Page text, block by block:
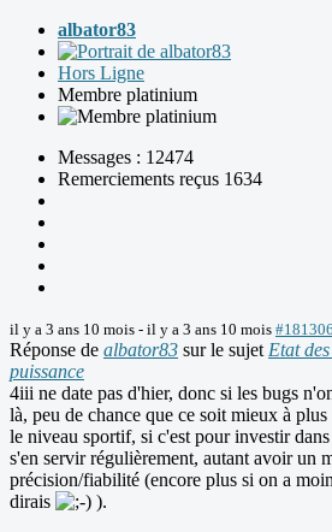
albator83
Hors Ligne
Membre platinium
Messages : 12474
Remerciements reçus 1634
il y a 3 ans 10 mois - il y a 3 ans 10 mois #181306
Réponse de albator83 sur le sujet Etat
puissance
4iii ne date pas d'hier, donc si les bugs
là, peu de chance que ce soit mieux à
le niveau sportif, si c'est pour investir
s'en servir régulièrement, autant avoir un
précision/fiabilité (encore plus si on a
dirais
).